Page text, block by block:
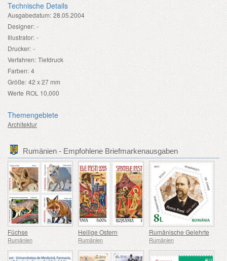
Technische Details
Ausgabedatum: 28.05.2004
Designer: -
Illustrator: -
Drucker: -
Verfahren: Tiefdruck
Farben: 4
Größe: 42 x 27 mm
Werte ROL 10,000
Themengebiete
Architektur
Rumänien - Empfohlene Briefmarkenausgaben
Füchse
Rumänien
Heilige Ostern
Rumänien
Rumänische Gelehrte
Rumänien